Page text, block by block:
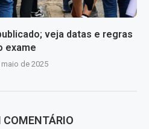
veja datas e regras
exame
de 2025
COMENTÁRIO